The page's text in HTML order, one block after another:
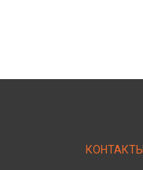
КОНТАКТЫ